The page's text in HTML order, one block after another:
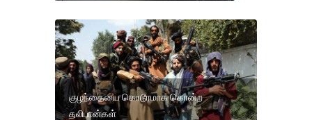
குழந்தையை கொடூரமாக கொன்ற
தலிபான்கள்